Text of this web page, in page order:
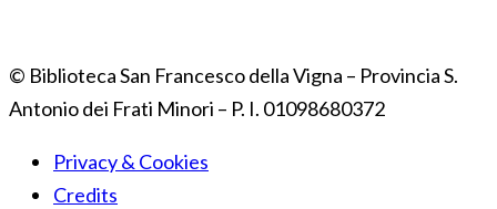
© Biblioteca San Francesco della Vigna – Provincia S.
Antonio dei Frati Minori – P. I. 01098680372
Privacy & Cookies
Credits